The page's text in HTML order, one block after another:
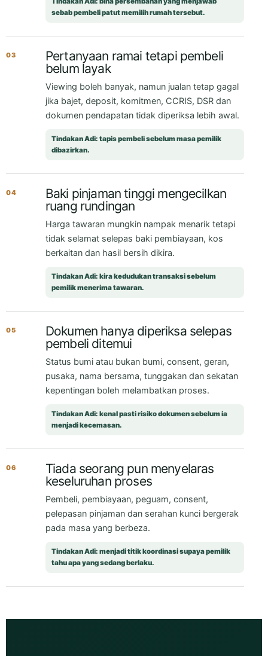
sebab pembeli patut memilih rumah tersebut.
03
Pertanyaan ramai tetapi pembeli
belum layak
Viewing boleh banyak, namun jualan tetap gagal
jika bajet, deposit, komitmen, CCRIS, DSR dan
dokumen pendapatan tidak diperiksa lebih awal.
Tindakan Adi: tapis pembeli sebelum masa pemilik
dibazirkan.
04
Baki pinjaman tinggi mengecilkan
ruang rundingan
Harga tawaran mungkin nampak menarik tetapi
tidak selamat selepas baki pembiayaan, kos
berkaitan dan hasil bersih dikira.
Tindakan Adi: kira kedudukan transaksi sebelum
pemilik menerima tawaran.
05
Dokumen hanya diperiksa selepas
pembeli ditemui
Status bumi atau bukan bumi, consent, geran,
pusaka, nama bersama, tunggakan dan sekatan
kepentingan boleh melambatkan proses.
Tindakan Adi: kenal pasti risiko dokumen sebelum ia
menjadi kecemasan.
06
Tiada seorang pun menyelaras
keseluruhan proses
Pembeli, pembiayaan, peguam, consent,
pelepasan pinjaman dan serahan kunci bergerak
pada masa yang berbeza.
Tindakan Adi: menjadi titik koordinasi supaya pemilik
tahu apa yang sedang berlaku.